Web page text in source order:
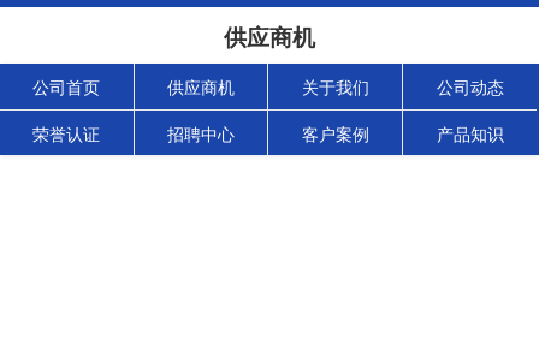
供应商机
公司首页 供应商机 关于我们 公司动态
荣誉认证 招聘中心 客户案例 产品知识